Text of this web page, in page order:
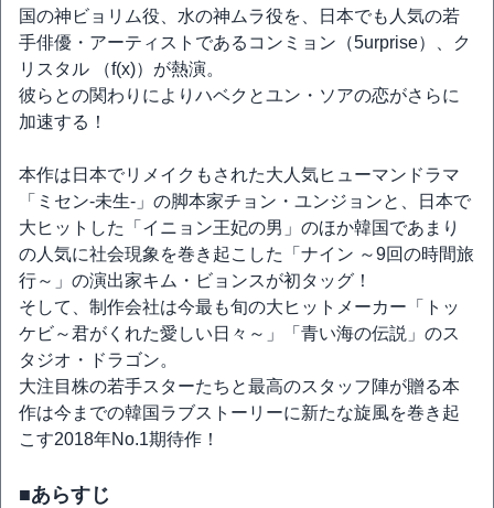
国の神ビョリム役、水の神ムラ役を、日本でも人気の若
手俳優・アーティストであるコンミョン（5urprise）、ク
リスタル （f(x)）が熱演。
彼らとの関わりによりハベクとユン・ソアの恋がさらに
加速する！
本作は日本でリメイクもされた大人気ヒューマンドラマ
「ミセン-未生-」の脚本家チョン・ユンジョンと、日本で
大ヒットした「イニョン王妃の男」のほか韓国であまり
の人気に社会現象を巻き起こした「ナイン ～9回の時間旅
行～」の演出家キム・ビョンスが初タッグ！
そして、制作会社は今最も旬の大ヒットメーカー「トッ
ケビ～君がくれた愛しい日々～」「青い海の伝説」のス
タジオ・ドラゴン。
大注目株の若手スターたちと最高のスタッフ陣が贈る本
作は今までの韓国ラブストーリーに新たな旋風を巻き起
こす2018年No.1期待作！
■あらすじ